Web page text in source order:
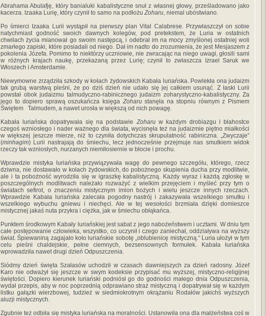
Abrahama‎ ‎Abulafję,‎ ‎który‎ ‎banialuki‎ ‎kabalistyczne‎ ‎snuł‎ ‎z‎ ‎własnej‎ ‎głowy,‎ ‎prześladowano‎ ‎jako‎
‎kacerza.‎ ‎Izaaka‎ ‎Lurię,‎ ‎który czynił‎ ‎to‎ ‎samo‎ ‎na‎ ‎podłożu‎ ‎ Zoharu,‎ ‎niemal‎ ‎ubóstwiano.
Po‎ ‎śmierci‎ ‎Izaaka‎ ‎Lurii‎ ‎wystąpił‎ ‎na‎ ‎pierwszy‎ ‎plan‎ ‎Vital Calabrese.‎ ‎Przywłaszczył‎ ‎on‎ ‎sobie‎
‎natychmiast‎ ‎godność‎ ‎swoich dawnych‎ ‎kolegów,‎ ‎pod‎ ‎pretekstem,‎ ‎że‎ ‎Luria‎ ‎w‎ ‎ostatnich‎
‎chwilach‎ ‎życia‎ ‎mianował‎ ‎go‎ ‎swoim‎ ‎następcą,‎ ‎i‎ ‎odebrał‎ ‎im‎ ‎na‎ ‎mocy zmyślonej‎ ‎ostatniej‎ ‎woli‎
‎zmarłego‎ ‎zapiski,‎ ‎które‎ ‎posiadali‎ ‎od niego.‎ ‎Dał‎ ‎im‎ ‎nadto‎ ‎do‎ ‎zrozumienia,‎ ‎że‎ ‎jest‎ ‎Mesjaszem‎ ‎z‎
‎pokolenia‎ ‎Józefa.‎ ‎Pomimo‎ ‎to‎ ‎niektórzy‎ ‎uczniowie,‎ ‎nie‎ ‎zwracając‎ ‎na niego‎ ‎uwagi,‎ ‎głosili‎ ‎sami‎
‎w‎ ‎różnych‎ ‎krajach‎ ‎naukę,‎ ‎przekazaną przez‎ ‎Lurię;‎ ‎czynił‎ ‎to‎ ‎zwłaszcza‎ ‎Izrael‎ ‎Saruk‎ ‎we‎
‎Włoszech‎ ‎i Amsterdamie.
Niewymowne‎ ‎zrządziła‎ ‎szkody‎ ‎w‎ ‎kołach‎ ‎żydowskich‎ ‎Kabała‎ ‎luriańska.‎ ‎Powlekła‎ ‎ona‎ ‎judaizm‎
‎tak‎ ‎grubą‎ ‎warstwą‎ ‎pleśni, że‎ ‎po‎ ‎dziś‎ ‎dzień‎ ‎nie‎ ‎udało‎ ‎się‎ ‎jej‎ ‎całkiem‎ ‎usunąć.‎ ‎Z‎ ‎łaski‎ ‎Lurii
powstał‎ ‎obok‎ ‎judaizmu‎ ‎talmudyczno-rabinicznego‎ ‎judaizm‎ ‎zoharystyczno-kabalistyczny.‎ ‎Za‎
‎jego‎ ‎to‎ ‎dopiero‎ ‎sprawą‎ ‎oszukańcza‎ ‎księga‎ ‎ Zoharu‎ ‎stanęła‎ ‎na‎ ‎stopniu‎ ‎równym‎ ‎z‎ ‎Pismem‎
‎Świętem ‎ ‎Talmudem,‎ ‎a‎ ‎nawet‎ ‎urosła‎ ‎w‎ ‎większą‎ ‎od‎ ‎nich‎ ‎powagę.‎ ‎
Kabała luriańska‎ ‎dopatrywała‎ ‎się‎ ‎na‎ ‎podstawie‎ ‎ Zoharu‎ ‎w‎ ‎każdym‎ ‎drobiazgu‎ ‎i‎ ‎błahostce‎
‎czegoś‎ ‎wzniosłego‎ ‎i‎ ‎nader‎ ‎ważnego‎ ‎dla‎ ‎świata, wycisnęła‎ ‎też‎ ‎na‎ ‎judaizmie‎ ‎piętno‎ ‎miałkości‎
‎w‎ ‎większej‎ ‎jeszcze mierze,‎ ‎niż‎ ‎to‎ ‎czyniła‎ ‎dotychczas‎ ‎skrupulatność‎ ‎rabiniczna. „Zwyczaje”‎
‎(minhagim)‎ ‎Lurii‎ ‎nastrajają‎ ‎do‎ ‎śmiechu,‎ ‎lecz jednocześnie‎ ‎przejmuje‎ ‎nas‎ ‎smutkiem‎ ‎widok‎
‎rzeczy‎ ‎tak‎ ‎wzniosłych,‎ ‎nurzanych‎ ‎niemiłosiernie‎ ‎w‎ ‎błocie‎ ‎i‎ ‎prochu.
Wprawdzie‎ ‎mistyka‎ ‎luriańska‎ ‎przywiązywała‎ ‎wagę‎ ‎do pewnego‎ ‎szczegółu,‎ ‎którego,‎ ‎rzecz‎
‎dziwna,‎ ‎nie dostawało‎ ‎w‎ ‎kołach‎ ‎żydowskich,‎ ‎do‎ ‎pobożnego‎ ‎skupienia‎ ‎ducha‎ ‎przy‎ ‎modlitwie,
ale‎ ‎i‎ ‎ta‎ ‎pobożność‎ ‎wyrodziła‎ ‎się‎ ‎w‎ ‎igraszkę‎ ‎kabalistyczną.‎ ‎Każdy‎ ‎wyraz‎ ‎i‎ ‎każdą‎ ‎zgłoskę‎ ‎w‎
‎poszczególnych‎ ‎modlitwach‎ ‎należało‎ ‎rozważyć‎ ‎z‎ ‎wielkim‎ ‎przejęciem‎ ‎i‎ ‎myśleć‎ ‎przy‎ ‎tym‎ ‎o‎
‎światach‎ ‎sefirot,‎ ‎o‎ ‎znaczeniu‎ ‎mistycznym‎ ‎imion‎ ‎bożych‎ ‎i‎ ‎wielu‎ ‎jeszcze innych‎ ‎rzeczach.‎
‎Wprawdzie‎ ‎Kabała‎ ‎luriańska‎ ‎zalecała‎ ‎pogodny nastrój‎ ‎i‎ ‎zakazywała‎ ‎wszelkiego‎ ‎smutku‎ ‎i‎
‎wszelkiego wybuchu‎ ‎gniewu‎ ‎i‎ ‎niechęci.‎ ‎Ale‎ ‎w‎ ‎tej‎ ‎wesołości‎ ‎brzmiała‎ ‎dzięki domieszce‎
‎mistycznej‎ ‎jakaś‎ ‎nuta‎ ‎przykra‎ ‎i‎ ‎ciężka,‎ ‎jak‎ ‎w‎ ‎śmiechu‎ ‎obłąkańca.‎ ‎
Punktem‎ ‎środkowym‎ ‎Kabały‎ ‎luriańskiej‎ ‎jest sabat‎ ‎z‎ ‎jego‎ ‎nabożeństwem‎ ‎i‎ ‎ucztami.‎ ‎W‎ ‎dniu‎ ‎tym‎
‎całe‎ ‎postępowanie‎ ‎człowieka,‎ ‎wszystko,‎ ‎co‎ ‎uczynił‎ ‎i‎ ‎czego‎ ‎zaniechał, oddziaływa‎ ‎na‎ ‎wyższy‎
‎świat.‎ ‎Śpiewaniną‎ ‎zagajało‎ ‎koło‎ ‎luriańskie‎ ‎sobotę‎ ‎„oblubienicę‎ ‎mistyczną.“‎ ‎Luria‎ ‎ułożył‎ ‎w‎ ‎tym‎
‎celu pieśni‎ ‎chaldejskie,‎ ‎pełne‎ ‎ciemnych,‎ ‎bezsensownych‎ ‎formułek.‎ ‎Kabała‎ ‎łuriańska‎
‎wprowadziła‎ ‎nawet‎ ‎drugi‎ ‎dzień‎ ‎Odpuszczenia.
Siódmy‎ ‎dzień‎ ‎święta‎ ‎Szałasów‎ ‎uchodził‎ ‎w‎ ‎czasach‎ ‎dawniejszych za‎ ‎dzień‎ ‎radosny.‎ ‎Józef‎
‎Karo‎ ‎nie‎ ‎odważył‎ ‎się‎ ‎jeszcze‎ ‎w‎ ‎swym kodeksie‎ ‎przypisać‎ ‎mu‎ ‎wyższej,‎ ‎mistyczno-religijnej‎
‎świętości. Dopiero‎ ‎kierunek‎ ‎luriański‎ ‎podniósł‎ ‎go‎ ‎do‎ ‎godności‎ ‎małego‎ ‎dnia Odpuszczenia,‎
‎wydał‎ ‎przepis,‎ ‎aby‎ ‎w‎ ‎noc‎ ‎poprzednią‎ ‎odprawiano straż‎ ‎mistyczną‎ ‎i‎ ‎dopatrywał‎ ‎się‎ ‎w‎ ‎każdym‎
‎listku‎ ‎gałązki‎ ‎wierzbowej,‎ ‎tudzież‎ ‎w‎ ‎siedmiokrotnym‎ ‎okrążaniu‎ ‎Rodałów‎ ‎jakichś wyższych‎
‎aluzji‎ ‎mistycznych.‎
‎Zgubnie‎ ‎też‎ ‎odbiła‎ ‎się‎ ‎mistyka luriańska‎ ‎na‎ ‎moralności.‎ ‎Ustanowiła‎ ‎ona‎ ‎dla‎ ‎małżeństwa‎ ‎coś w‎